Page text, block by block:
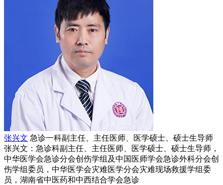
张兴文 急诊一科副主任、主任医师、医学硕士、硕士生导师
张兴文：急诊科副主任、主任医师、医学硕士、硕士生导师，
中华医学会急诊分会创伤学组及中国医师学会急诊外科分会创
伤学组委员，中华医学会灾难医学分会灾难现场救援学组委
员，湖南省中医药和中西结合学会急诊